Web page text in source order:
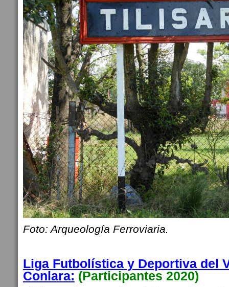
Foto: Arqueología Ferroviaria.
Liga Futbolística y Deportiva del
Conlara: (Participantes 2020)